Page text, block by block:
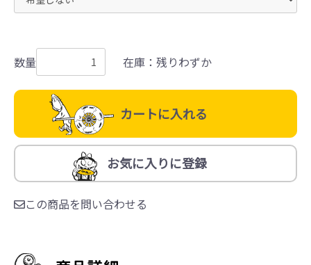
数量 在庫：残りわずか
カートに入れる
お気に入りに登録
この商品を問い合わせる